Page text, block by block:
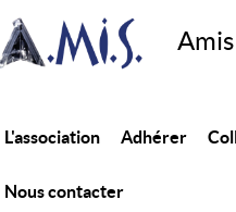
L'association Adhérer
Nous contacter